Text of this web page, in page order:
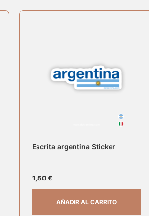
Escrita argentina Sticker
1,50€
AÑADIR AL CARRITO